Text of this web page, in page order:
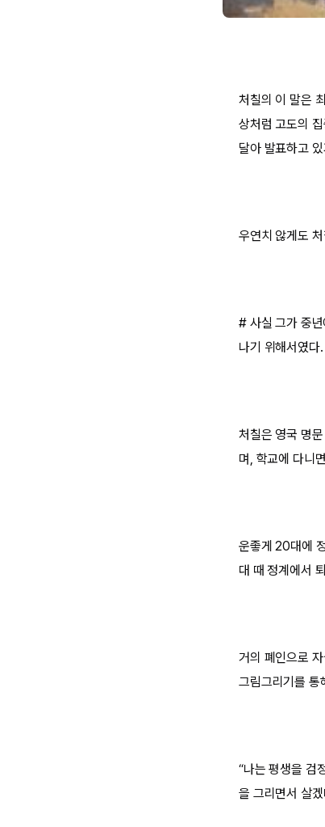
처칠의 이 말은
상처럼 고도의
달아 발표하고
우연치 않게도
# 사실 그가 중
나기 위해서였다.
처칠은 영국 명
며, 학교에 다니
운좋게 20대에
대 때 정계에서
거의 폐인으로
그림그리기를 통
“나는 평생을 검
을 그리면서 살겠